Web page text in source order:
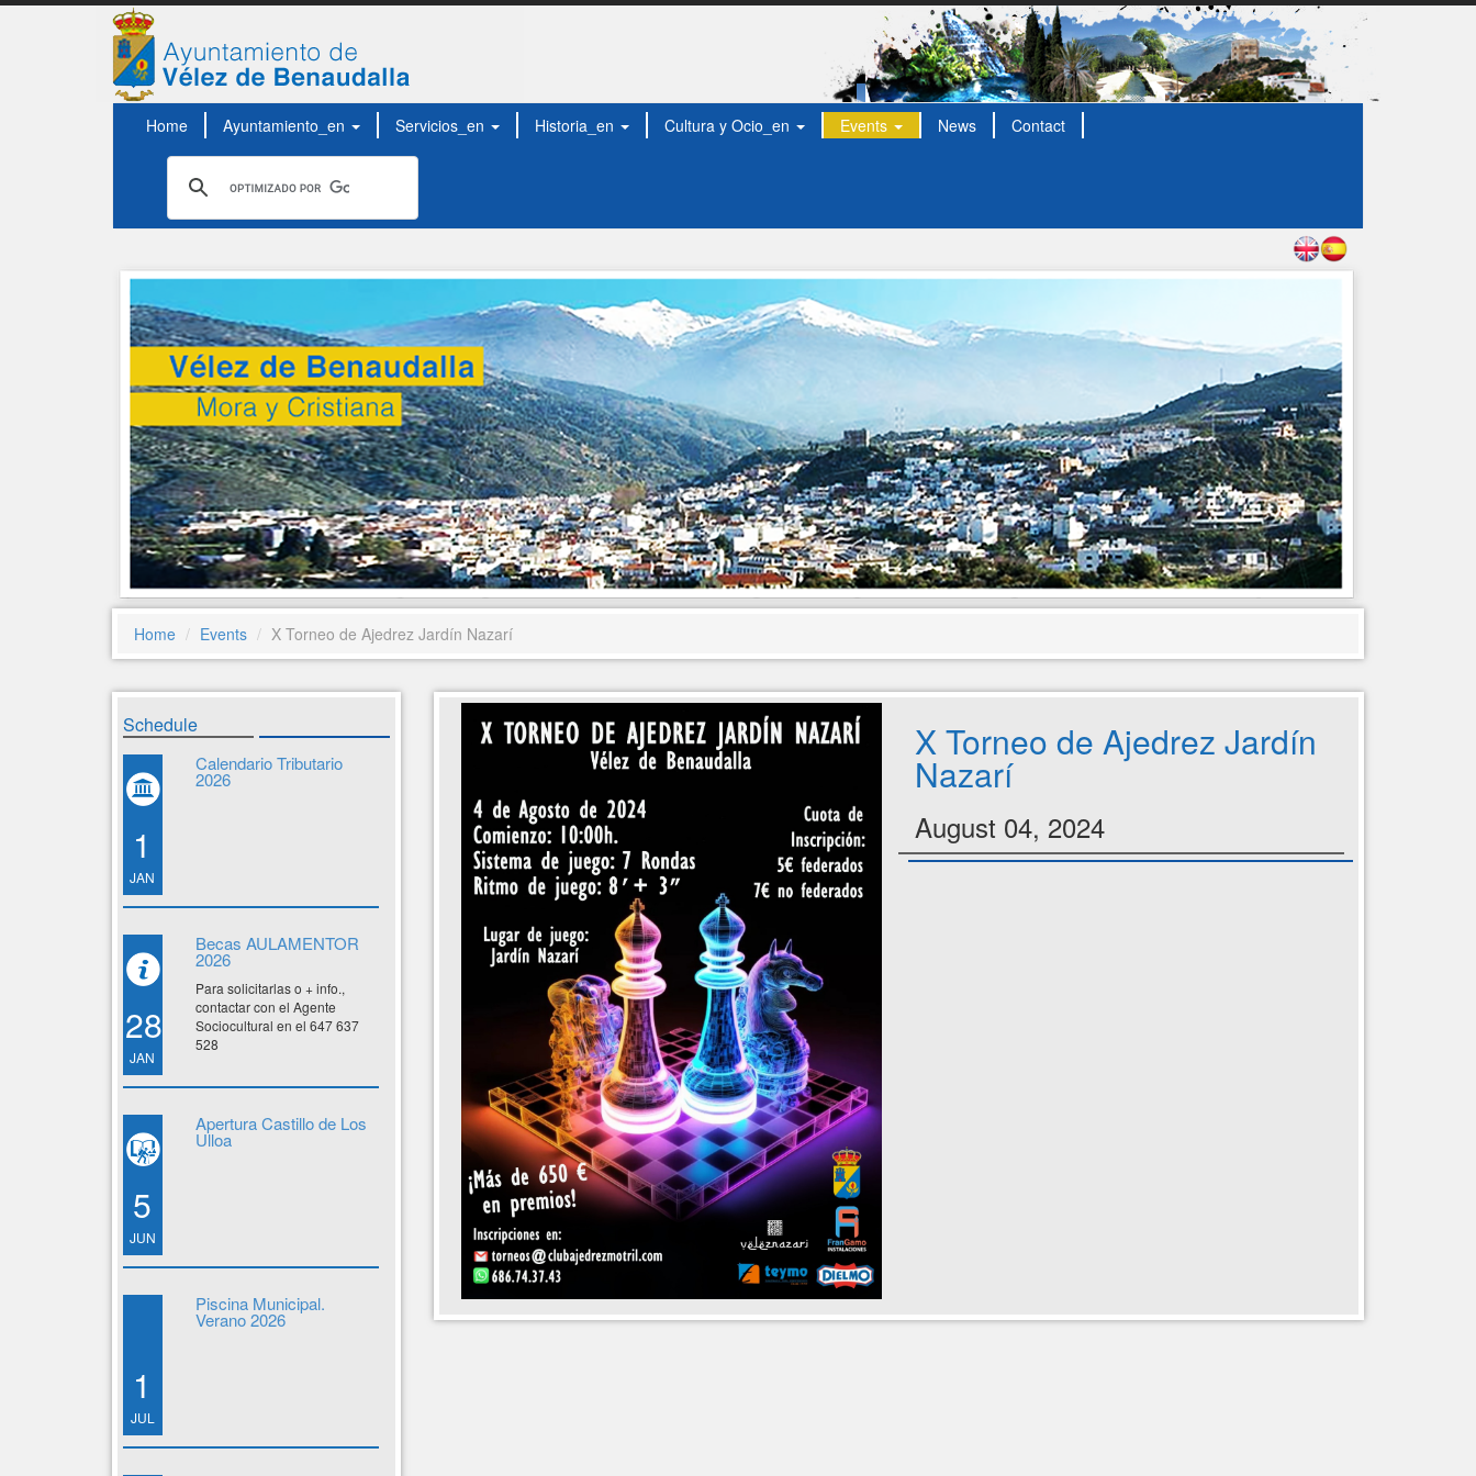
Home Ayuntamiento_en Servicios_en Historia_en Cultura y Ocio_en Events News Contact
Home Events X Torneo de Ajedrez Jardín Nazarí
Schedule
1
JAN
Calendario Tributario
2026
28
JAN
Becas AULAMENTOR
2026
Para solicitarlas o + info.,
contactar con el Agente
Sociocultural en el 647 637
528
5
JUN
Apertura Castillo de Los
Ulloa
1
JUL
Piscina Municipal.
Verano 2026
X Torneo de Ajedrez Jardín
Nazarí
August 04, 2024